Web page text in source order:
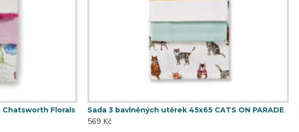
Chatsworth Florals Sada 3 bavlněných utěrek 45x65 CATS ON PARADE
569 Kč